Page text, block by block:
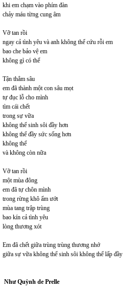
khi em chạm vào phím đàn
chảy máu từng cung âm
Vỡ tan rồi
ngay cả tình yêu và anh không thể cứu rỗi em
bao che bảo vệ em
không gì có thể
Tận thẳm sâu
em đã thành một con sâu mọt
tự đục lỗ cho mình
tìm cái chết
trong sự vữa
không thể sinh sôi đầy hơn
không thể đầy sức sống hơn
không thể
và không còn nữa
Vỡ tan rồi
một mùa đông
em đã tự chôn mình
trong rừng khô ẩm ướt
mùa tang trập trùng
bao kín cả tình yêu
lòng thương xót
Em đã chết giữa trùng trùng thương nhớ
giữa sự vữa không thể sinh sôi không thể lấp đầy
Như Quỳnh de Prelle